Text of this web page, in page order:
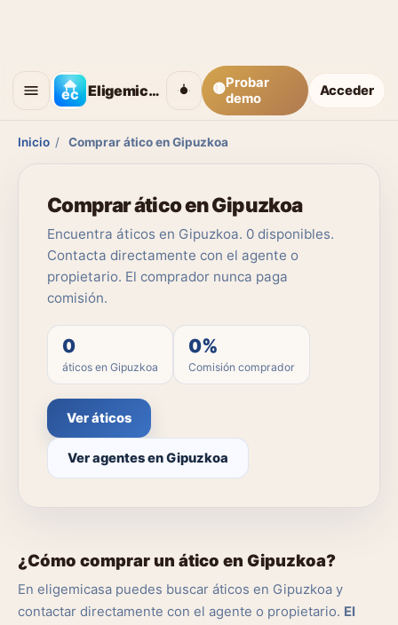
Eligemicasa 🟡Probar
demo
Acceder
Inicio / Comprar ático en Gipuzkoa
Comprar ático en Gipuzkoa
Encuentra áticos en Gipuzkoa. 0 disponibles.
Contacta directamente con el agente o
propietario. El comprador nunca paga
comisión.
0
áticos en Gipuzkoa
0%
Comisión comprador
Ver áticos
Ver agentes en Gipuzkoa
¿Cómo comprar un ático en Gipuzkoa?
En eligemicasa puedes buscar áticos en Gipuzkoa y
contactar directamente con el agente o propietario. El